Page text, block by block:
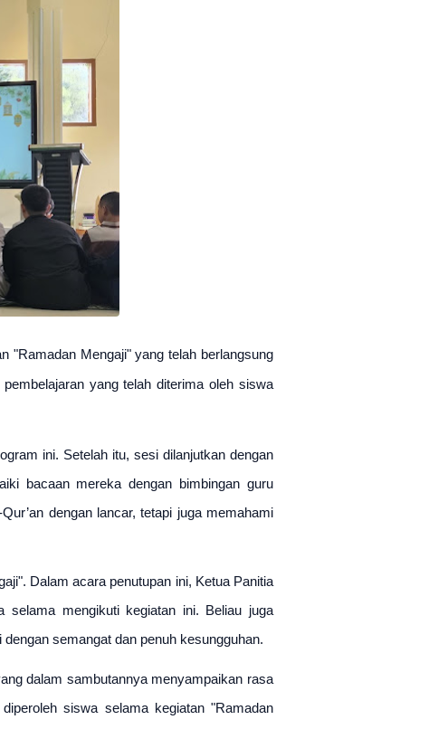
"Ramadan Mengaji" yang telah berlangsung
yang telah diterima oleh siswa
ini. Setelah itu, sesi dilanjutkan dengan
bacaan mereka dengan bimbingan guru
dengan lancar, tetapi juga memahami
Dalam acara penutupan ini, Ketua Panitia
selama mengikuti kegiatan ini. Beliau juga
semangat dan penuh kesungguhan.
dalam sambutannya menyampaikan rasa
siswa selama kegiatan "Ramadan